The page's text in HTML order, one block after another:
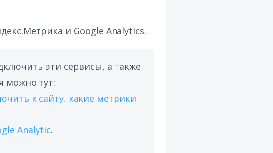
и Google Analytics.
эти сервисы, а также
можно тут:
к сайту, какие метрики
Analytic.